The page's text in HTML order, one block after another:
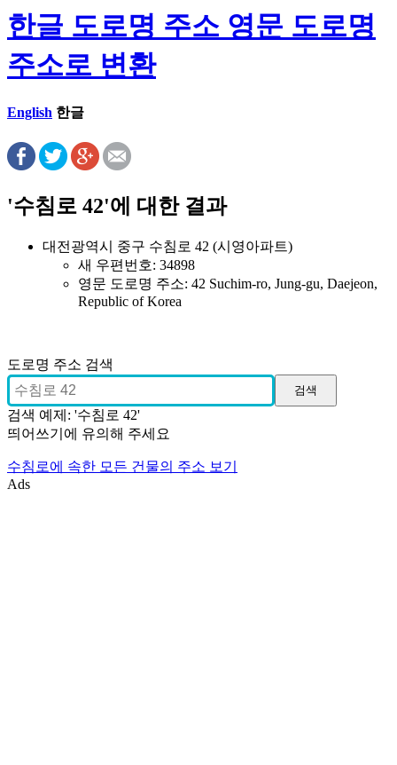
한글 도로명 주소 영문 도로명
주소로 변환
English 한글
'수침로 42'에 대한 결과
대전광역시 중구 수침로 42 (시영아파트)
새 우편번호: 34898
영문 도로명 주소: 42 Suchim-ro, Jung-gu, Daejeon,
Republic of Korea
도로명 주소 검색
검색 예제: '수침로 42'
띄어쓰기에 유의해 주세요
수침로에 속한 모든 건물의 주소 보기
Ads